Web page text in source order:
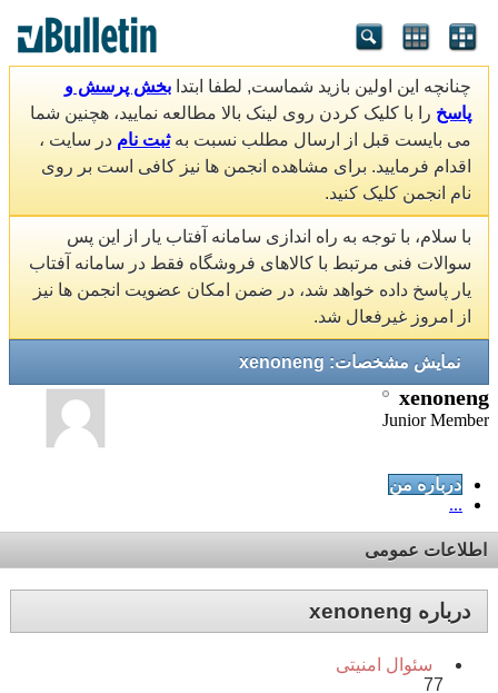
چنانچه این اولین بازید شماست, لطفا ابتدا بخش پرسش و
پاسخ را با کلیک کردن روی لینک بالا مطالعه نمایید، هچنین شما
می بایست قبل از ارسال مطلب نسبت بهثبت نام در سایت ،
اقدام فرمایید. برای مشاهده انجمن ها نیز کافی است بر روی
نام انجمن کلیک کنید.
با سلام، با توجه به راه اندازی سامانه آفتاب یار از این پس
سوالات فنی مرتبط با کالاهای فروشگاه فقط در سامانه آفتاب
یار پاسخ داده خواهد شد، در ضمن امکان عضویت انجمن ها نیز
از امروز غیرفعال شد.
نمایش مشخصات: xenoneng
xenoneng
Junior Member
درباره من
...
اطلاعات عمومی
درباره xenoneng
سئوال امنیتی
77